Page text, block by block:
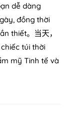
dễ dàng
đồng thời
thiết。当天，
túi thời
mỹ Tinh tế và